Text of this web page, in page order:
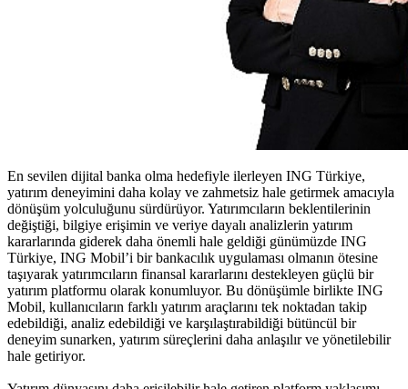
En sevilen dijital banka olma hedefiyle ilerleyen ING Türkiye,
yatırım deneyimini daha kolay ve zahmetsiz hale getirmek amacıyla
dönüşüm yolculuğunu sürdürüyor. Yatırımcıların beklentilerinin
değiştiği, bilgiye erişimin ve veriye dayalı analizlerin yatırım
kararlarında giderek daha önemli hale geldiği günümüzde ING
Türkiye, ING Mobil’i bir bankacılık uygulaması olmanın ötesine
taşıyarak yatırımcıların finansal kararlarını destekleyen güçlü bir
yatırım platformu olarak konumluyor. Bu dönüşümle birlikte ING
Mobil, kullanıcıların farklı yatırım araçlarını tek noktadan takip
edebildiği, analiz edebildiği ve karşılaştırabildiği bütüncül bir
deneyim sunarken, yatırım süreçlerini daha anlaşılır ve yönetilebilir
hale getiriyor.